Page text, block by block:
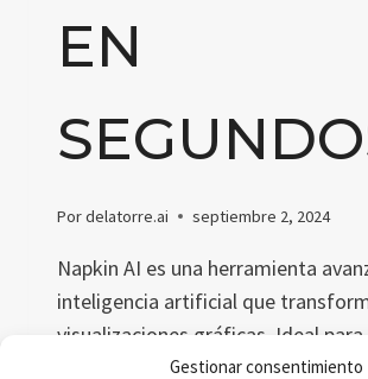
Gestionar consentimiento
EN
Pordelatorre.ai septiembre 2, 2024
Napkin AI es una herramienta
inteligencia artificial que
visualizaciones gráficas. Ideal
profesionales, permite crear